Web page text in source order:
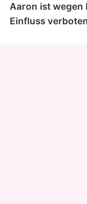
Aaron ist wegen
Einfluss